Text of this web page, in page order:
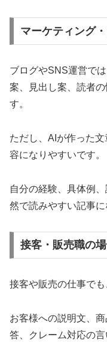
マーケティング
ブログやSNS運営で
案、見出し案、読者
す。
ただし、AIが作った
容になりやすいです。
自分の経験、具体例
然で読みやすい記事に
接客・販売職の
接客や販売の仕事でも
お客様への説明文、
答、クレーム対応の言